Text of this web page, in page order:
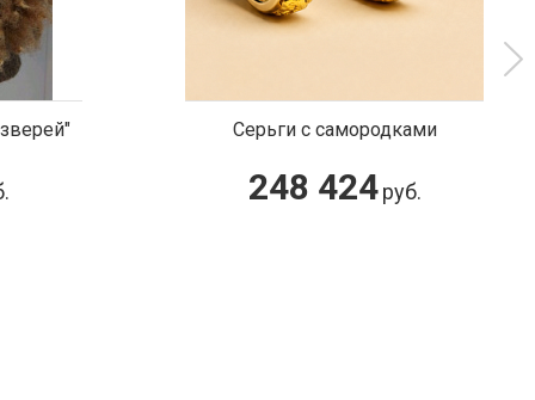
Серьги с самородками
248 424 руб.